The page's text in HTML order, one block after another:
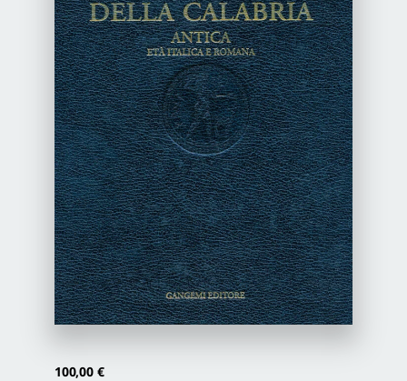
Newsletter
Autori
Proposte di pubblicazione
Gangemi Editore
Newsletter
100,00 €